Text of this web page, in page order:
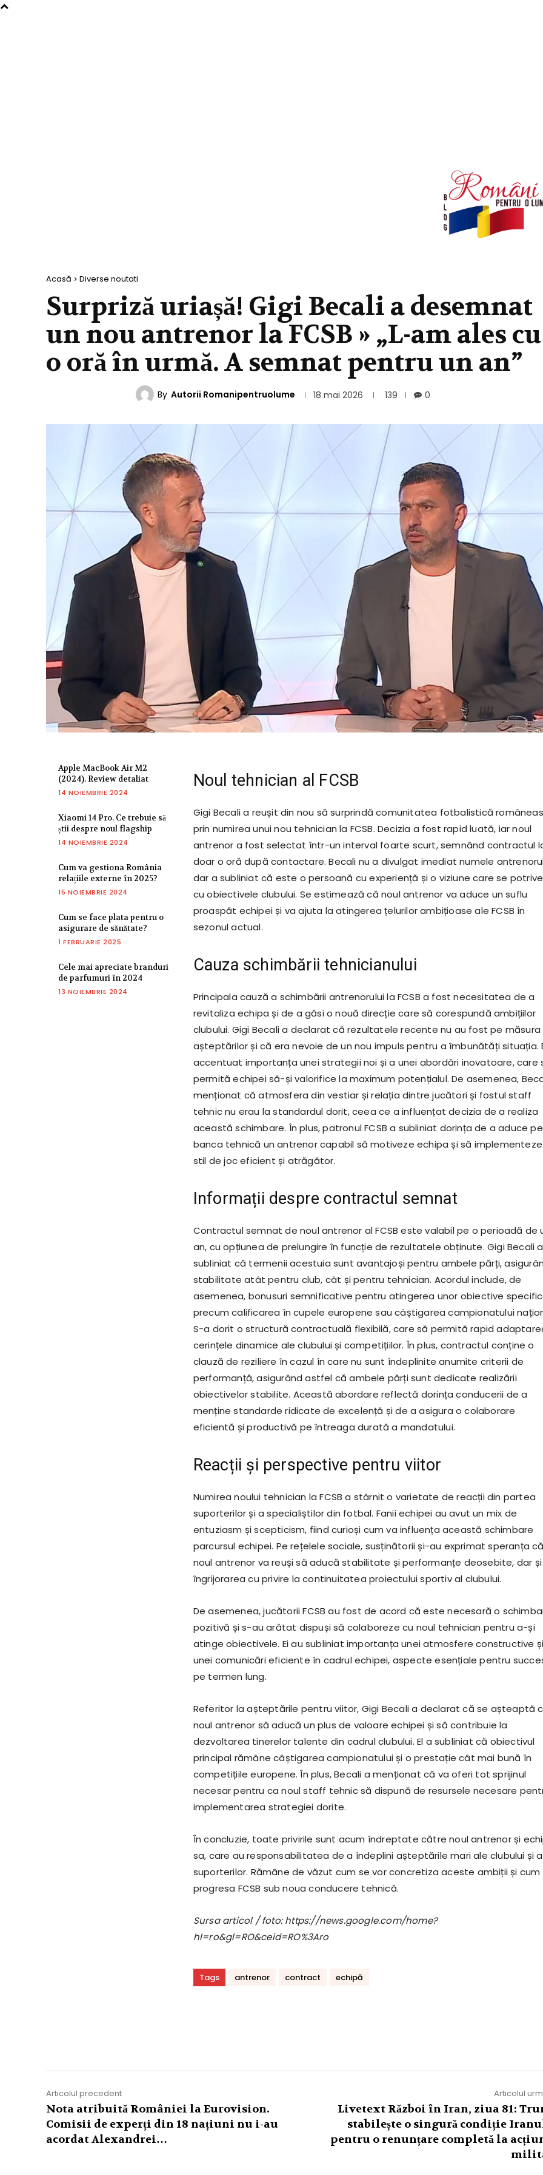
Acasă Diverse noutati
Surpriză uriașă! Gigi Becali a desemnat
un nou antrenor la FCSB » „L-am ales cu
o oră în urmă. A semnat pentru un an”
By Autorii Romanipentruolume 18 mai 2026 139 0
Apple MacBook Air M2
(2024). Review detaliat
14 NOIEMBRIE 2024
Xiaomi 14 Pro. Ce trebuie să
știi despre noul flagship
14 NOIEMBRIE 2024
Cum va gestiona România
relațiile externe în 2025?
15 NOIEMBRIE 2024
Cum se face plata pentru o
asigurare de sănătate?
1 FEBRUARIE 2025
Cele mai apreciate branduri
de parfumuri în 2024
13 NOIEMBRIE 2024
Noul tehnician al FCSB
Gigi Becali a reușit din nou să surprindă comunitatea fotbalistică
prin numirea unui nou tehnician la FCSB. Decizia a fost rapid luată, iar noul
antrenor a fost selectat într-un interval foarte scurt, semnând contractul
doar o oră după contactare. Becali nu a divulgat imediat numele
dar a subliniat că este o persoană cu experiență și o viziune care se
cu obiectivele clubului. Se estimează că noul antrenor va aduce un suflu
proaspăt echipei și va ajuta la atingerea țelurilor ambițioase ale FCSB în
sezonul actual.
Cauza schimbării tehnicianului
Principala cauză a schimbării antrenorului la FCSB a fost necesitatea de a
revitaliza echipa și de a găsi o nouă direcție care să corespundă ambițiilor
clubului. Gigi Becali a declarat că rezultatele recente nu au fost pe măsura
așteptărilor și că era nevoie de un nou impuls pentru a îmbunătăți situația.
accentuat importanța unei strategii noi și a unei abordări inovatoare, care
permită echipei să-și valorifice la maximum potențialul. De asemenea,
menționat că atmosfera din vestiar și relația dintre jucători și fostul staff
tehnic nu erau la standardul dorit, ceea ce a influențat decizia de a realiza
această schimbare. În plus, patronul FCSB a subliniat dorința de a aduce pe
banca tehnică un antrenor capabil să motiveze echipa și să
stil de joc eficient și atrăgător.
Informații despre contractul semnat
Contractul semnat de noul antrenor al FCSB este valabil pe o perioadă de
an, cu opțiunea de prelungire în funcție de rezultatele obținute. Gigi Becali a
subliniat că termenii acestuia sunt avantajoși pentru ambele părți,
stabilitate atât pentru club, cât și pentru tehnician. Acordul include, de
asemenea, bonusuri semnificative pentru atingerea unor obiective
precum calificarea în cupele europene sau câștigarea campionatului
S-a dorit o structură contractuală flexibilă, care să permită rapid
cerințele dinamice ale clubului și competițiilor. În plus, contractul conține o
clauză de reziliere în cazul în care nu sunt îndeplinite anumite criterii de
performanță, asigurând astfel că ambele părți sunt dedicate realizării
obiectivelor stabilite. Această abordare reflectă dorința conducerii de a
menține standarde ridicate de excelență și de a asigura o colaborare
eficientă și productivă pe întreaga durată a mandatului.
Reacții și perspective pentru viitor
Numirea noului tehnician la FCSB a stârnit o varietate de reacții din partea
suporterilor și a specialiștilor din fotbal. Fanii echipei au avut un mix de
entuziasm și scepticism, fiind curioși cum va influența această schimbare
parcursul echipei. Pe rețelele sociale, susținătorii și-au exprimat speranța
noul antrenor va reuși să aducă stabilitate și performanțe deosebite, dar și
îngrijorarea cu privire la continuitatea proiectului sportiv al clubului.
De asemenea, jucătorii FCSB au fost de acord că este necesară o
pozitivă și s-au arătat dispuși să colaboreze cu noul tehnician pentru a-și
atinge obiectivele. Ei au subliniat importanța unei atmosfere constructive
unei comunicări eficiente în cadrul echipei, aspecte esențiale pentru
pe termen lung.
Referitor la așteptările pentru viitor, Gigi Becali a declarat că se așteaptă
noul antrenor să aducă un plus de valoare echipei și să contribuie la
dezvoltarea tinerelor talente din cadrul clubului. El a subliniat că obiectivul
principal rămâne câștigarea campionatului și o prestație cât mai bună în
competițiile europene. În plus, Becali a menționat că va oferi tot sprijinul
necesar pentru ca noul staff tehnic să dispună de resursele necesare
implementarea strategiei dorite.
În concluzie, toate privirile sunt acum îndreptate către noul antrenor și
sa, care au responsabilitatea de a îndeplini așteptările mari ale clubului și
suporterilor. Rămâne de văzut cum se vor concretiza aceste ambiții și cum
progresa FCSB sub noua conducere tehnică.
Sursa articol / foto: https://news.google.com/home?
hl=ro&gl=RO&ceid=RO%3Aro
Tags antrenor contract echipă
Articolul precedent
Nota atribuită României la Eurovision.
Comisii de experți din 18 națiuni nu i-au
acordat Alexandrei…
Articolul
Livetext Război în Iran, ziua 81:
stabilește o singură condiție
pentru o renunțare completă la